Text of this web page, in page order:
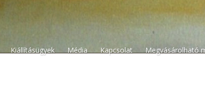
Kiállításügyek Média Kapcsolat Megvásárolható